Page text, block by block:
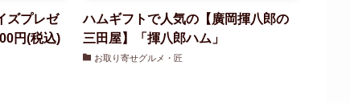
ズプレゼ
円(税込)
ハムギフトで人気の【廣岡揮八郎の
三田屋】「揮八郎ハム」
お取り寄せグルメ・匠